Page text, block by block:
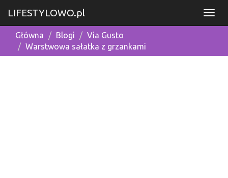
LIFESTYLOWO.pl
Główna Blogi
Via Gusto
Warstwowa sałatka z grzankami